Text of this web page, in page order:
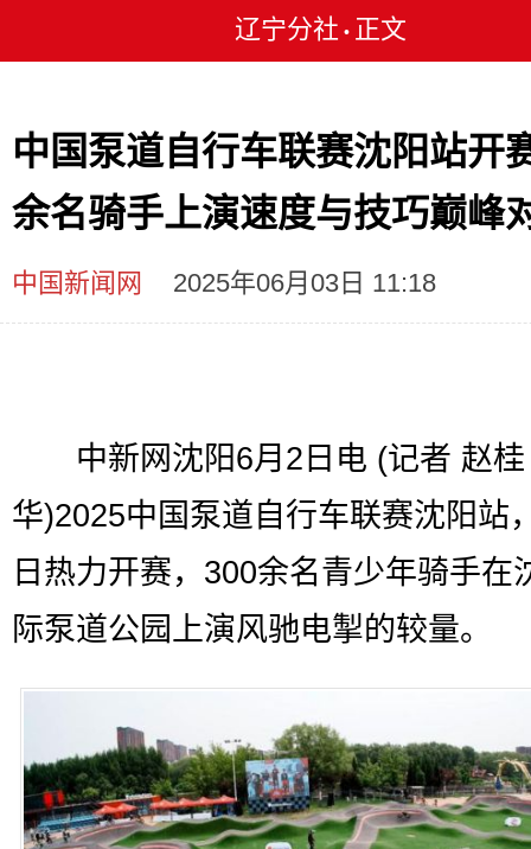
辽宁分社 • 正文
中国泵道自行车联赛沈阳站开
余名骑手上演速度与技巧巅峰
中国新闻网 2025年06月03日 11:18
中新网沈阳6月2日电 (记者 赵桂
华)2025中国泵道自行车联赛沈阳站
日热力开赛，300余名青少年骑手在
际泵道公园上演风驰电掣的较量。